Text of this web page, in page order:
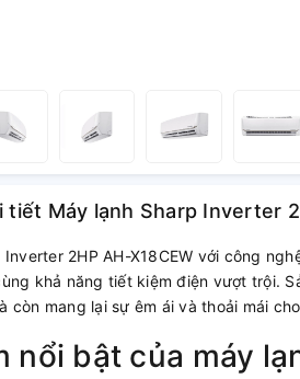
tiết Máy lạnh Sharp Inverter
Inverter 2HP AH-X18CEW với công
khả năng tiết kiệm điện vượt trội.
còn mang lại sự êm ái và thoải mái
nổi bật của máy